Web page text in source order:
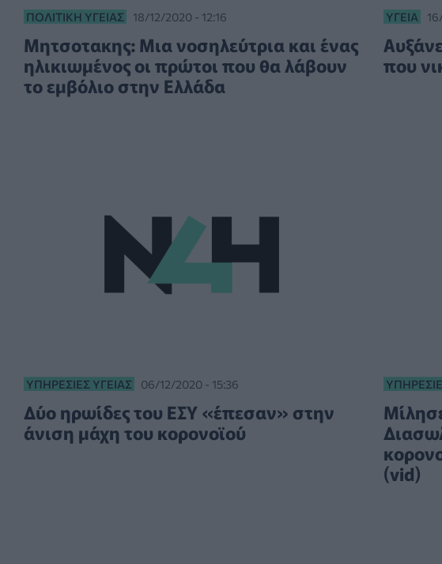
ΠΟΛΙΤΙΚΉ ΥΓΕΊΑΣ 18/12/2020 - 12:16
Μητσοτακης: Μια νοσηλεύτρια και ένας
ηλικιωμένος οι πρώτοι που θα λάβουν
το εμβόλιο στην Ελλάδα
ΥΓΕΊΑ
που
ΥΠΗΡΕΣΊΕΣ ΥΓΕΊΑΣ 06/12/2020 - 15:36
Δύο ηρωίδες του ΕΣΥ «έπεσαν» στην
άνιση μάχη του κορονοϊού
(vid)